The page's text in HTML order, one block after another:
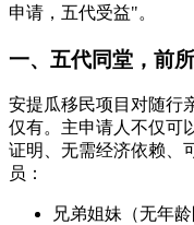
申请，五代受益"。
一、五代同堂，前
安提瓜移民项目对随行
仅有。主申请人不仅可
证明、无需经济依赖、
员：
兄弟姐妹（无年龄